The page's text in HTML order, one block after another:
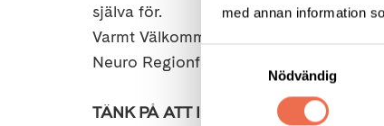
med annan information
Nödvändig
själva för.
Varmt Välkommen!
Neuro Regionförbundet Jönköping
TÄNK PÅ ATT INTE HA STARKA